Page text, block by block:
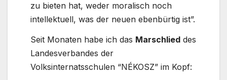
zu bieten hat, weder moralisch noch
intellektuell, was der neuen ebenbürtig ist”.
Seit Monaten habe ich das Marschlied des
Landesverbandes der
Volksinternatsschulen “NÉKOSZ” im Kopf: